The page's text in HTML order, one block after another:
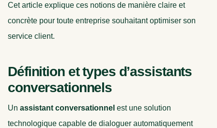
Cet article explique ces notions de manière claire et
concrète pour toute entreprise souhaitant optimiser son
service client.
Définition et types d’assistants
conversationnels
Un assistant conversationnel est une solution
technologique capable de dialoguer automatiquement